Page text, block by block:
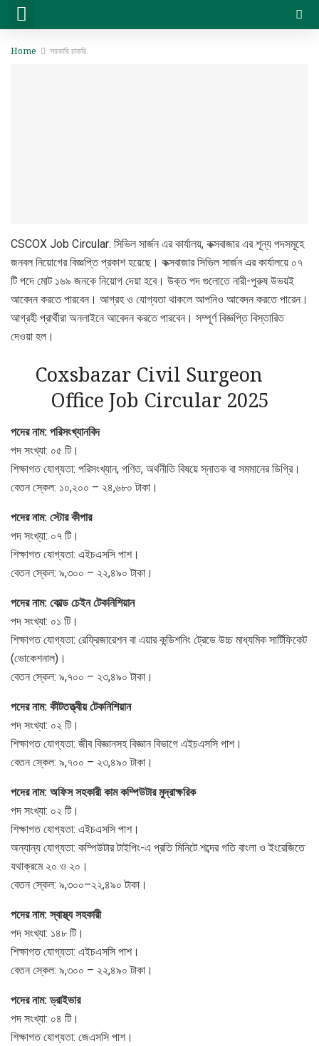
Home সরকারি চাকরি
CSCOX Job Circular: সিভিল সার্জন এর কার্যালয়, কক্সবাজার এর শূন্য পদসমূহে
জনবল নিয়োগের বিজ্ঞপ্তি প্রকাশ হয়েছে। কক্সবাজার সিভিল সার্জন এর কার্যালয়ে ০৭
টি পদে মোট ১৬৯ জনকে নিয়োগ দেয়া হবে। উক্ত পদ গুলোতে নারী-পুরুষ উভয়ই
আবেদন করতে পারবেন। আগ্রহ ও যোগ্যতা থাকলে আপনিও আবেদন করতে পারেন।
আগ্রহী প্রার্থীরা অনলাইনে আবেদন করতে পারবেন। সম্পূর্ণ বিজ্ঞপ্তি বিস্তারিত
দেওয়া হল।
Coxsbazar Civil Surgeon
Office Job Circular 2025
পদের নাম: পরিসংখ্যানবিদ
পদ সংখ্যা: ০৫ টি।
শিক্ষাগত যোগ্যতা: পরিসংখ্যান, গণিত, অর্থনীতি বিষয়ে স্নাতক বা সমমানের ডিগ্রি।
বেতন স্কেল: ১০,২০০ – ২৪,৬৮০ টাকা।
পদের নাম: স্টোর কীপার
পদ সংখ্যা: ০৭ টি।
শিক্ষাগত যোগ্যতা: এইচএসসি পাশ।
বেতন স্কেল: ৯,৩০০ – ২২,৪৯০ টাকা।
পদের নাম: কোল্ড চেইন টেকনিশিয়ান
পদ সংখ্যা: ০১ টি।
শিক্ষাগত যোগ্যতা: রেফ্রিজারেশন বা এয়ার কন্ডিশনিং ট্রেডে উচ্চ মাধ্যমিক সার্টিফিকেট
(ভোকেশনাল)।
বেতন স্কেল: ৯,৭০০ – ২৩,৪৯০ টাকা।
পদের নাম: কীটতত্ত্বীয় টেকনিশিয়ান
পদ সংখ্যা: ০২ টি।
শিক্ষাগত যোগ্যতা: জীব বিজ্ঞানসহ বিজ্ঞান বিভাগে এইচএসসি পাশ।
বেতন স্কেল: ৯,৭০০ – ২৩,৪৯০ টাকা।
পদের নাম: অফিস সহকারী কাম কম্পিউটার মুদ্রাক্ষরিক
পদ সংখ্যা: ০২ টি।
শিক্ষাগত যোগ্যতা: এইচএসসি পাশ।
অন্যান্য যোগ্যতা: কম্পিউটার টাইপিং-এ প্রতি মিনিটে শব্দের গতি বাংলা ও ইংরেজিতে
যথাক্রমে ২০ ও ২০।
বেতন স্কেল: ৯,৩০০–২২,৪৯০ টাকা।
পদের নাম: স্বাস্থ্য সহকারী
পদ সংখ্যা: ১৪৮ টি।
শিক্ষাগত যোগ্যতা: এইচএসসি পাশ।
বেতন স্কেল: ৯,৩০০ – ২২,৪৯০ টাকা।
পদের নাম: ড্রাইভার
পদ সংখ্যা: ০৪ টি।
শিক্ষাগত যোগ্যতা: জেএসসি পাশ।